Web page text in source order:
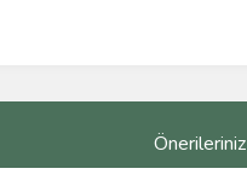
Önerileriniz